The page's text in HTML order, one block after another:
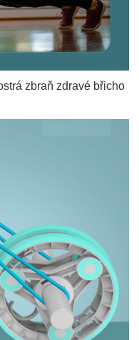
zbraň zdravé břicho